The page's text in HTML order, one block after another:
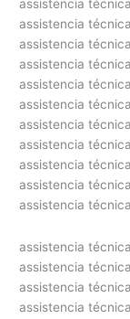
assistencia
assistencia
assistencia
assistencia
assistencia
assistencia
assistencia
assistencia
assistencia
assistencia
assistencia
assistencia
assistencia
assistencia
assistencia